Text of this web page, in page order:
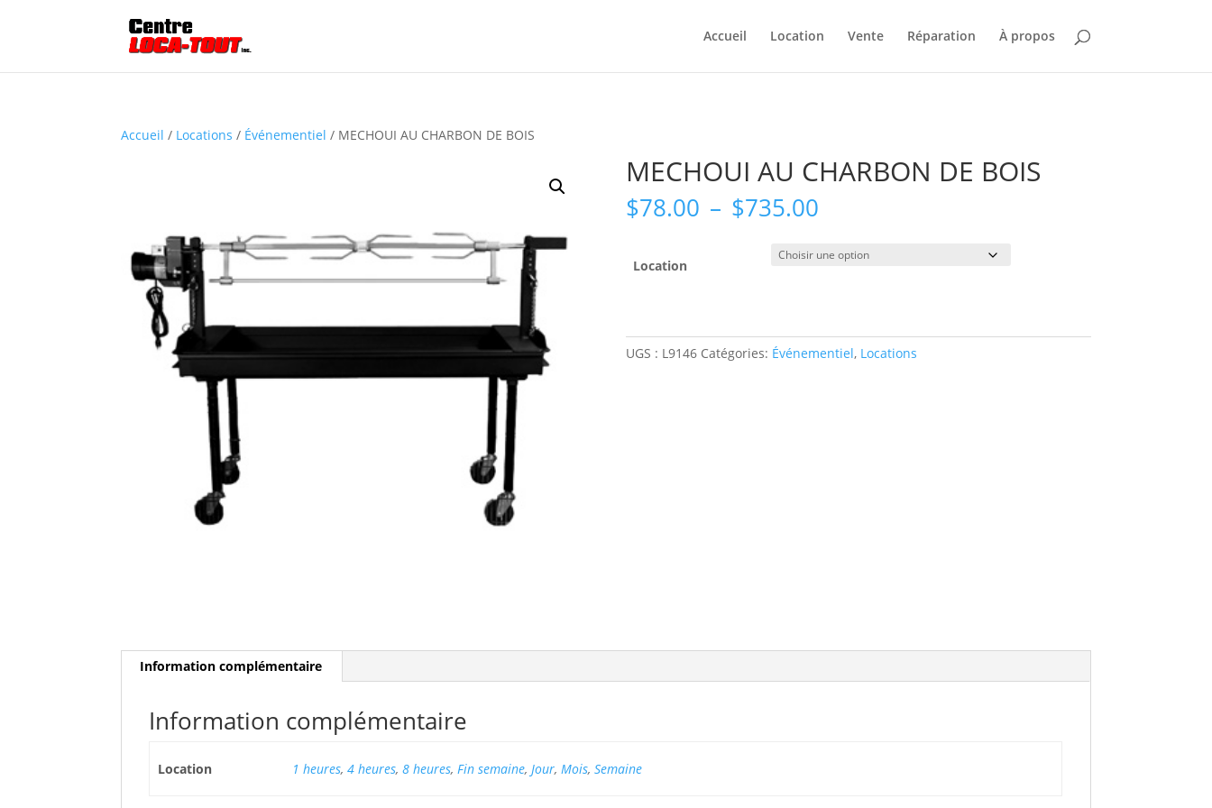
Accueil Location Vente Réparation À propos
Accueil / Locations / Événementiel / MECHOUI AU CHARBON DE BOIS
MECHOUI AU CHARBON DE BOIS
$78.00 – $735.00Plage
prix :
$78.00
Location
UGS : L9146 Catégories: Événementiel, Locations
Information complémentaire
Information complémentaire
Location 1 heures, 4 heures, 8 heures, Fin semaine, Jour, Mois, Semaine